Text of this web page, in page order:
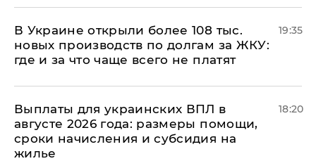
В Украине открыли более 108 тыс.
новых производств по долгам за ЖКУ:
где и за что чаще всего не платят
19:35
Выплаты для украинских ВПЛ в
августе 2026 года: размеры помощи,
сроки начисления и субсидия на
жилье
18:20